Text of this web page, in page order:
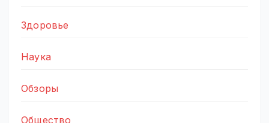
Здоровье
Наука
Обзоры
Общество